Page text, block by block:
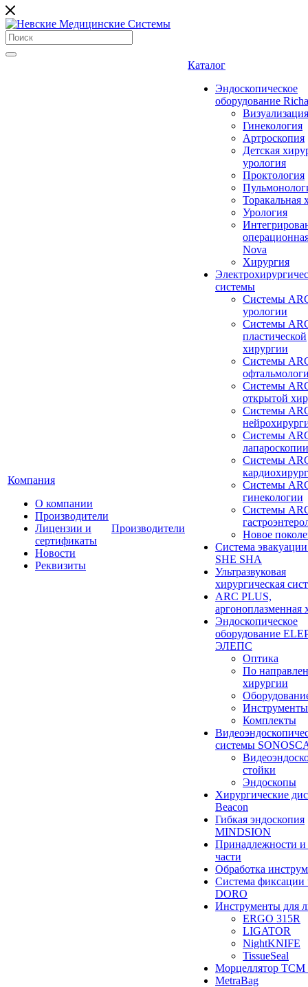
Компания
О компании
Производители
Лицензии и
сертификаты
Новости
Реквизиты
Производители
Каталог
Эндоскопическое
оборудование
Визуализация
Гинекология
Артроскопия
Детская
урология
Проктология
Торакальная
Урология
Nova
Хирургия
системы
Системы
урологии
Системы
пластической
хирургии
Системы
Системы
открытой
Системы
Системы
лапароскопии
Системы
Системы
гинекологии
Системы
Новое
Система
SHE SHA
Ультразвуковая
хирургическая
ARC PLUS,
аргоноплазменная
Эндоскопическое
оборудование
ЭЛЕПС
Оптика
По
хирургии
Инструменты
Комплекты
системы
стойки
Эндоскопы
Хирургические
Beacon
Гибкая эндоскопия
MINDSION
Принадлежности и
части
Обработка
Система фиксации
DORO
Инструменты для
ERGO 315R
LIGATOR
NightKNIFE
TissueSeal
Морцеллятор ТСМ
MetraBag